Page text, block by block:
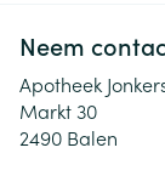
Neem
Apotheek
Markt 30
2490 Balen